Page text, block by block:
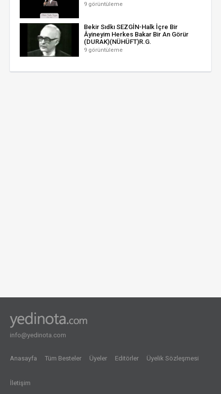
9 görüntüleme
Bekir Sıdkı SEZGİN-Halk İçre Bir
Âyineyim Herkes Bakar Bir An Görür
(DURAK)(NÜHÜFT)R.G.
9 görüntüleme
info@yedinota.com
Anasayfa Tüm Besteler Üyeler Editörler Üyelik Sözleşmesi
İletişim